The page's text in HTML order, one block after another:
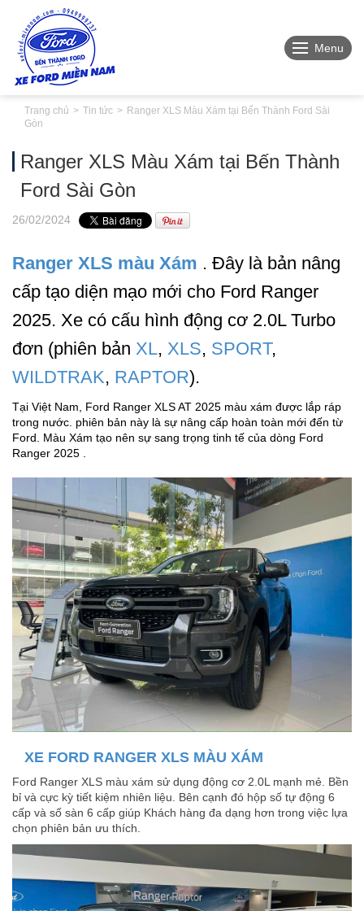
Menu
Trang chủ Tin tức
Ranger XLS Màu Xám tại Bến Thành Ford Sài
Gòn
Ranger XLS Màu Xám tại Bến Thành
Ford Sài Gòn
26/02/2024
Ranger XLS màu Xám . Đây là bản nâng
cấp tạo diện mạo mới cho Ford Ranger
2025. Xe có cấu hình động cơ 2.0L Turbo
đơn (phiên bản XL, XLS, SPORT,
WILDTRAK, RAPTOR).
Tại Việt Nam, Ford Ranger XLS AT 2025 màu xám được lắp ráp
trong nước. phiên bản này là sự nâng cấp hoàn toàn mới đến từ
Ford. Màu Xám tạo nên sự sang trọng tinh tế của dòng Ford
Ranger 2025 .
XE FORD RANGER XLS MÀU XÁM
Ford Ranger XLS màu xám sử dụng động cơ 2.0L mạnh mẻ. Bền
bỉ và cực kỳ tiết kiệm nhiên liệu. Bên cạnh đó hộp số tự động 6
cấp và số sàn 6 cấp giúp Khách hàng đa dạng hơn trong việc lựa
chọn phiên bản ưu thích.